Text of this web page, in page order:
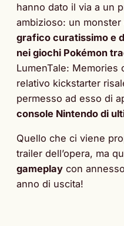
hanno dato il via a un
ambizioso: un
grafico curatissimo e
nei giochi Pokémon
LumenTale: Memories
relativo kickstarter
permesso ad esso di
console Nintendo di
Quello che ci viene
trailer dell’opera, ma
gameplay con
anno di uscita!